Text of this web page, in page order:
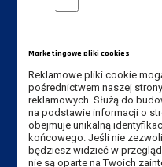
Tel.
E-mail Instytut:
E-mail rekrutacja:
Marketingowe pliki cookies
Reklamowe pliki cookie
pośrednictwem naszej
reklamowych. Służą do
na podstawie informacji o
obejmuje unikalną
końcowego. Jeśli nie
będziesz widzieć w
nie są oparte na Twoich